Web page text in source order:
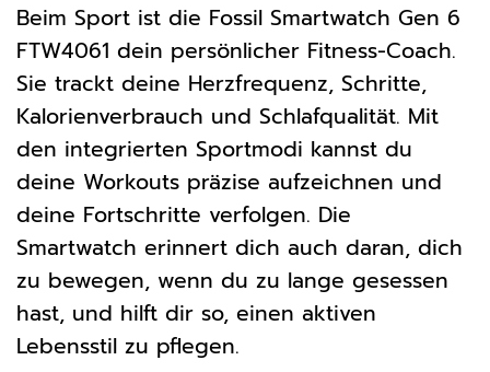
Beim Sport ist die Fossil Smartwatch Gen 6
FTW4061 dein persönlicher Fitness-Coach.
Sie trackt deine Herzfrequenz, Schritte,
Kalorienverbrauch und Schlafqualität. Mit
den integrierten Sportmodi kannst du
deine Workouts präzise aufzeichnen und
deine Fortschritte verfolgen. Die
Smartwatch erinnert dich auch daran, dich
zu bewegen, wenn du zu lange gesessen
hast, und hilft dir so, einen aktiven
Lebensstil zu pflegen.